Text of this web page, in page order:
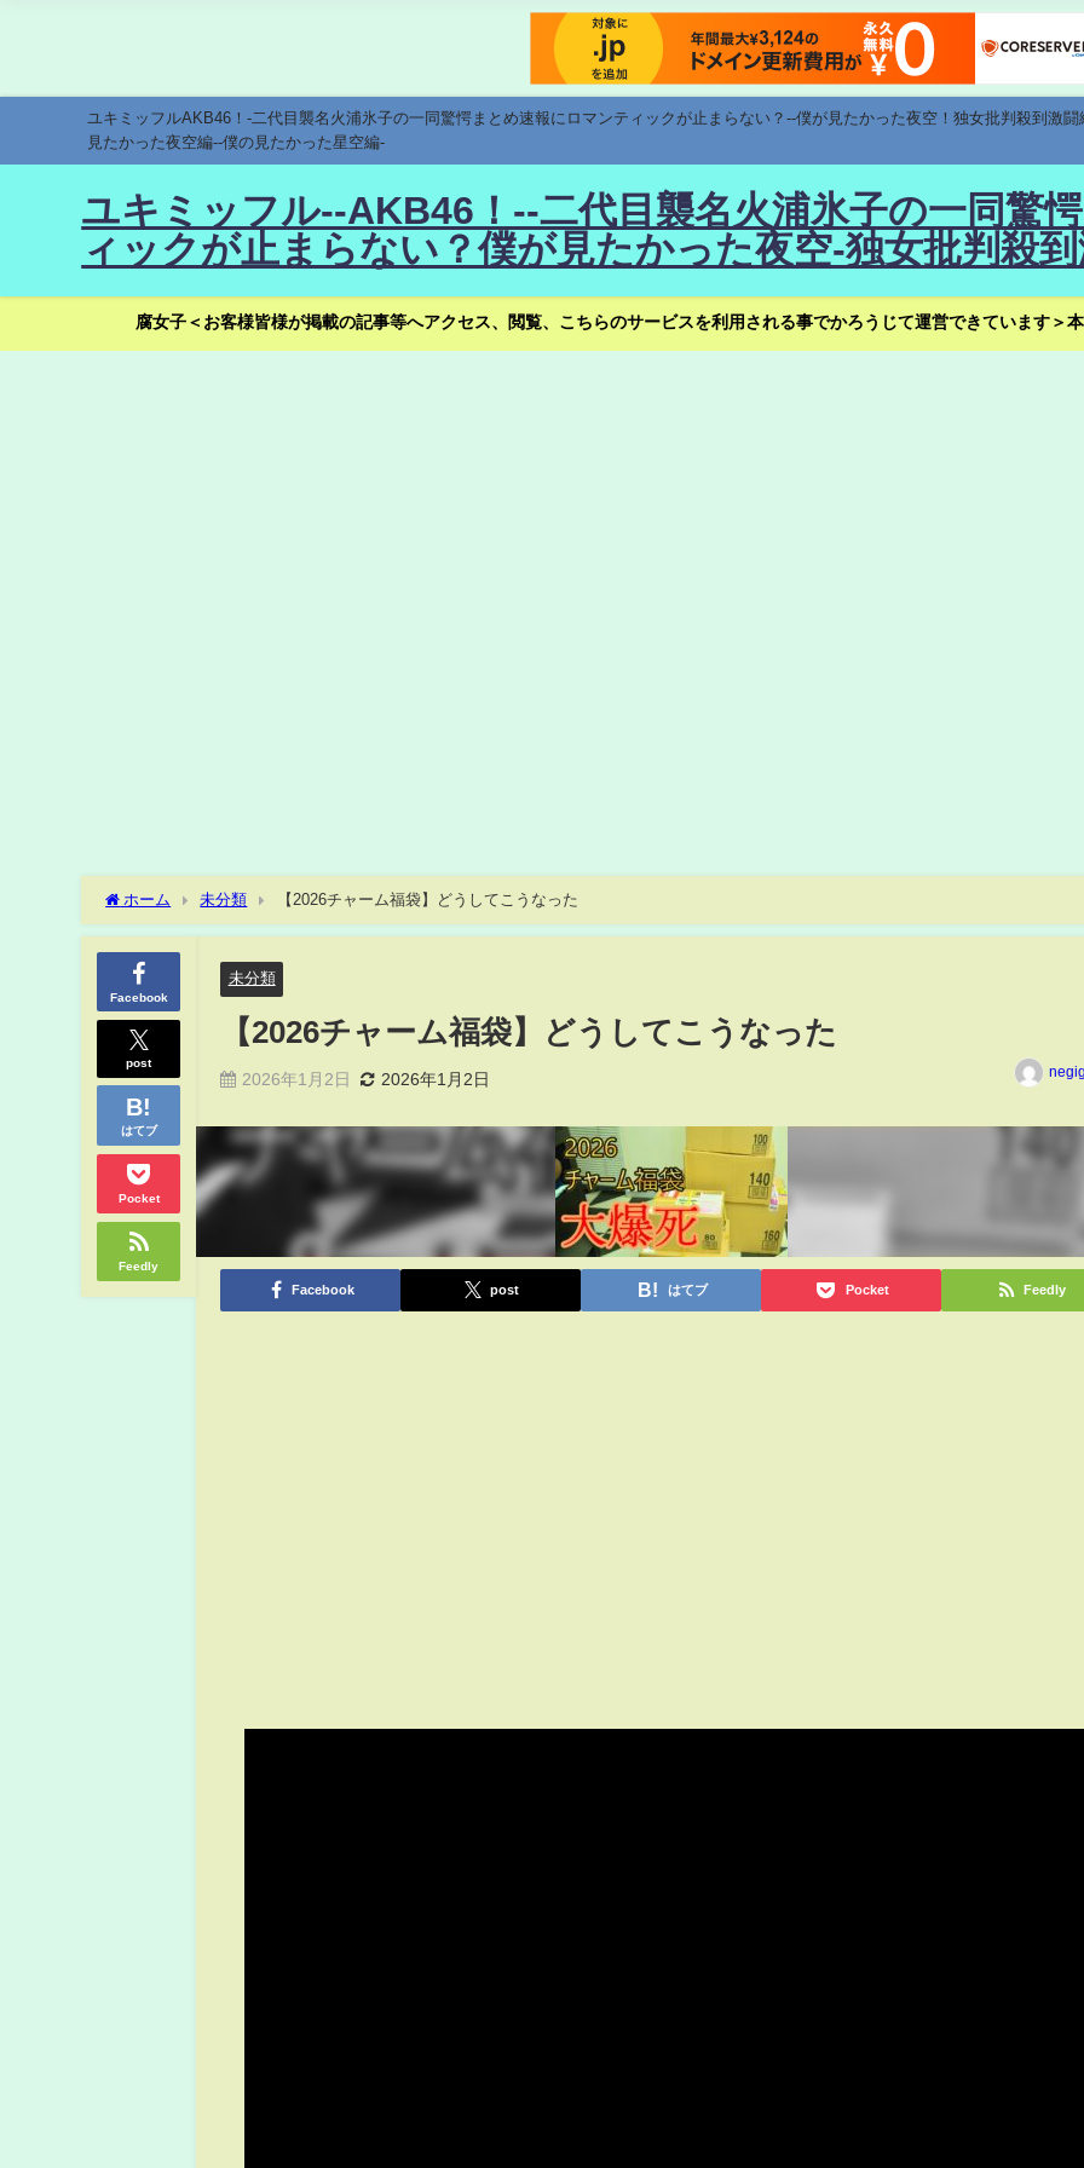
ユキミッフルAKB46！-二代目襲名火浦氷子の一同驚愕まとめ速報にロマンティックが止まらない？--僕が見たかった夜空！独女批判殺到激
見たかった夜空編--僕の見たかった星空編-
ユキミッフル--AKB46！--二代目襲名火浦氷子の一同驚
ィックが止まらない？僕が見たかった夜空-独女批判殺
腐女子＜お客様皆様が掲載の記事等へアクセス、閲覧、こちらのサービスを利用される事でかろうじて運営できています＞
ホーム 未分類 【2026チャーム福袋】どうしてこうなった
Facebook
post
はてブ
Pocket
Feedly
未分類
【2026チャーム福袋】どうしてこうなった
2026年1月2日 2026年1月2日
Facebook post はてブ Pocket Feedly